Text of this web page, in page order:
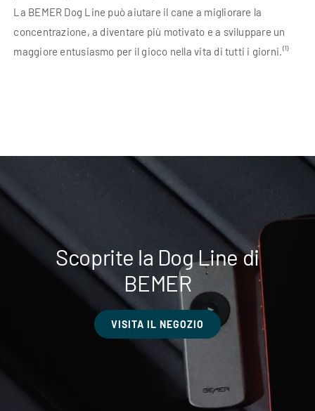
La BEMER Dog Line può aiutare il cane a migliorare la
concentrazione, a diventare più motivato e a sviluppare un
maggiore entusiasmo per il gioco nella vita di tutti i giorni.⁽¹⁾
Scoprite la Dog Line di
BEMER
VISITA IL NEGOZIO